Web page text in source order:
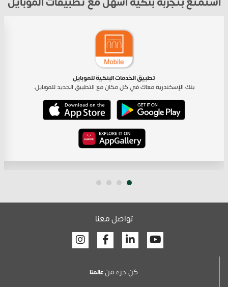
تطبيق الخدمات البنكية للموبايل
بنك الإسكندرية معاك في كل مكان مع التطبيق الجديد للموبايل.
تواصل معنا
Youtube
Linkedin
Facebook
كن جزء منعالمنا